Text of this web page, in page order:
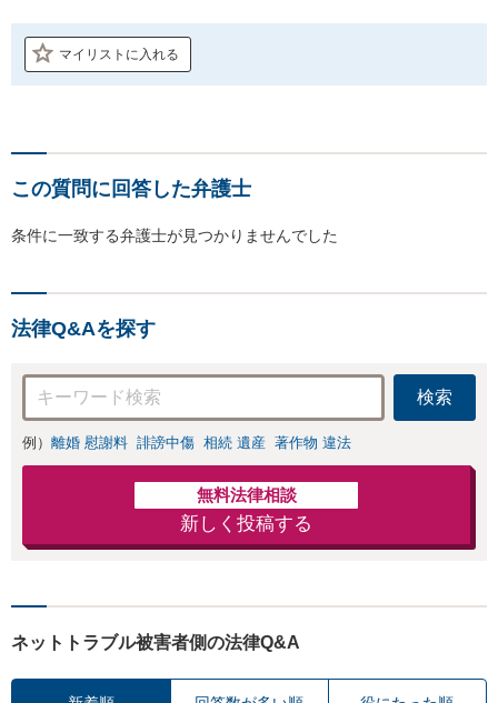
マイリストに入れる
この質問に回答した弁護士
条件に一致する弁護士が見つかりませんでした
法律Q&Aを探す
検索
例） 離婚 慰謝料 誹謗中傷 相続 遺産 著作物 違法
無料法律相談
新しく投稿する
ネットトラブル被害者側の法律Q&A